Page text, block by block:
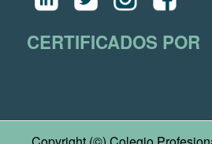
CERTIFICADOS POR